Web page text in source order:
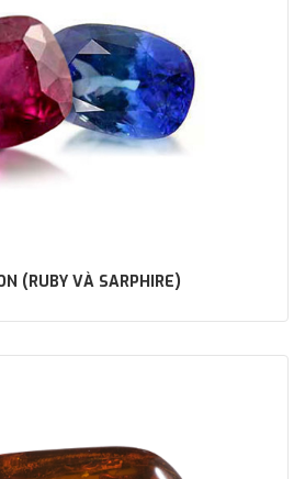
(RUBY VÀ SARPHIRE)